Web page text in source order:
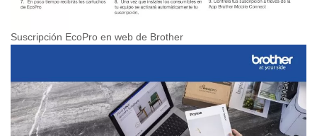
Suscripción EcoPro en web de Brother